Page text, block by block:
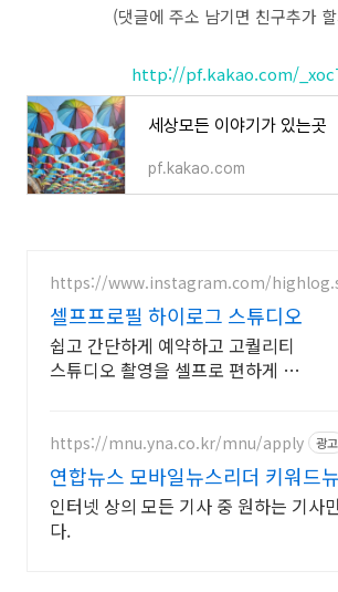
(댓글에 주소 남기면 친구추가
http://pf.kakao.com/
세상모든 이야기가 있는곳
pf.kakao.com
https://www.instagram.com/
셀프프로필 하이로그 스튜디오
쉽고 간단하게 예약하고 고퀄리티
스튜디오 촬영을 셀프로 편하게 촬
https://mnu.yna.co.kr/mnu/apply 광고
연합뉴스 모바일뉴스리더 키워드
인물검색
인터넷 상의 모든 기사 중 원하는 기사
다.